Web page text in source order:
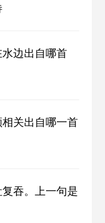
边出自哪首
关出自哪一首
吞。上一句是